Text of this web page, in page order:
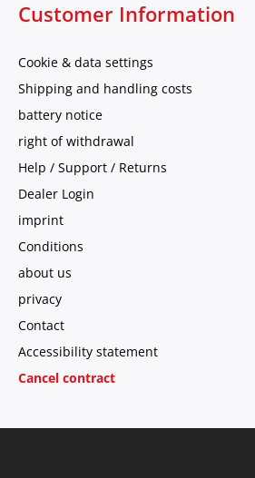
Customer Information
Cookie & data settings
Shipping and handling costs
battery notice
right of withdrawal
Help / Support / Returns
Dealer Login
imprint
Conditions
about us
privacy
Contact
Accessibility statement
Cancel contract